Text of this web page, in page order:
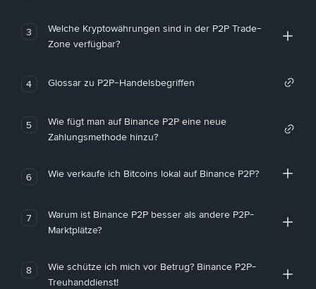
3
Welche Kryptowährungen sind in der P2P Trade-
Zone verfügbar?
4 Glossar zu P2P-Handelsbegriffen
5
Wie fügt man auf Binance P2P eine neue
Zahlungsmethode hinzu?
6 Wie verkaufe ich Bitcoins lokal auf Binance P2P?
7
Warum ist Binance P2P besser als andere P2P-
Marktplätze?
8
Wie schütze ich mich vor Betrug? Binance P2P-
Treuhanddienst!